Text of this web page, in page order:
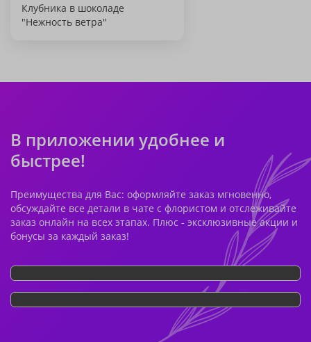
Клубника в шоколаде
"Нежность ветра"
В приложении удобнее и
быстрее!
Преимущества для Вас: оформляйте заказ мгновенно,
обсуждайте все детали в чате с флористом и отслеживайте
заказ онлайн на всех этапах. Плюс - эксклюзивные акции и
бонусы за каждый заказ!